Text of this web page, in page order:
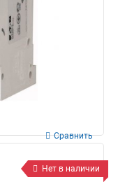
Сравнить
Нет в наличии